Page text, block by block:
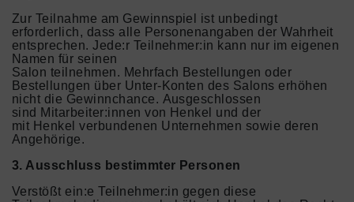
Zur Teilnahme am Gewinnspiel ist unbedingt
erforderlich, dass alle Personenangaben der Wahrheit
entsprechen. Jede:r Teilnehmer:in kann nur im eigenen
Namen für seinen
Salon teilnehmen. Mehrfach Bestellungen oder
Bestellungen über Unter-Konten des Salons erhöhen
nicht die Gewinnchance. Ausgeschlossen
sind Mitarbeiter:innen von Henkel und der
mit Henkel verbundenen Unternehmen sowie deren
Angehörige.
3. Ausschluss bestimmter Personen
Verstößt ein:e Teilnehmer:in gegen diese